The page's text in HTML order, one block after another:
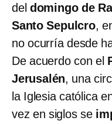
del domingo de
Santo Sepulcro,
no ocurría desde
De acuerdo con el
Jerusalén, una
la Iglesia católica
vez en siglos se